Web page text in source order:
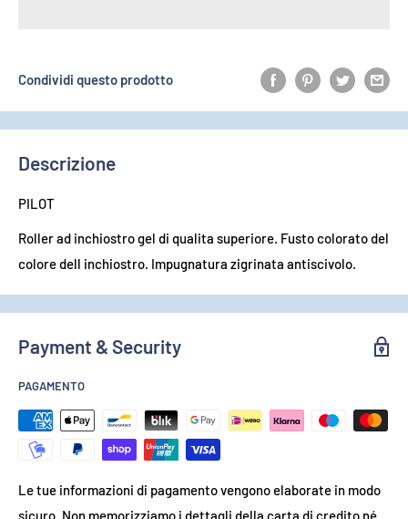
Condividi questo prodotto
Descrizione
PILOT
Roller ad inchiostro gel di qualita superiore. Fusto colorato del
colore dell inchiostro. Impugnatura zigrinata antiscivolo.
Payment & Security
PAGAMENTO
Le tue informazioni di pagamento vengono elaborate in modo
sicuro. Non memorizziamo i dettagli della carta di credito né